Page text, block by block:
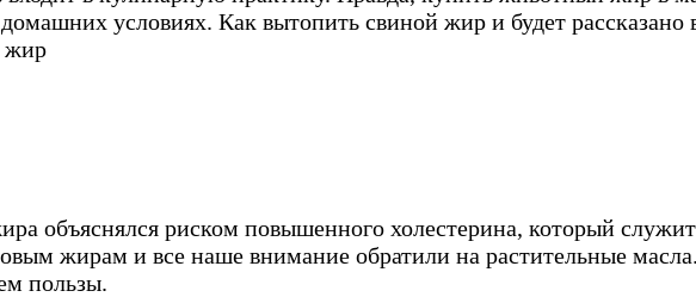
условиях. Как вытопить свиной жир и будет рассказано
объяснялся риском повышенного холестерина, который
жирам и все наше внимание обратили на растительные
пользы.